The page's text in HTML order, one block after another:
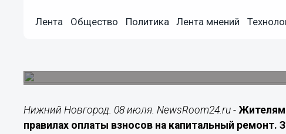
Лента Общество Политика Лента мнений
Нижегородцам объяснили, когда
Нижний Новгород. 08 июля. NewsRoom24.ru -Жителям
правилах оплаты взносов на капитальный ремонт.